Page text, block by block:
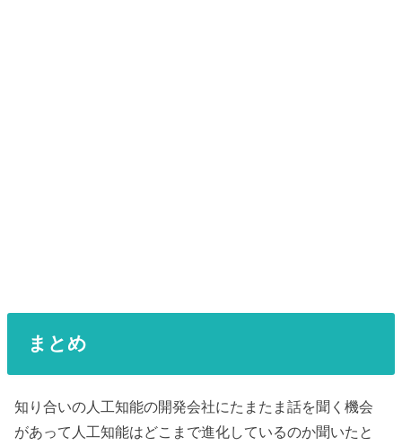
まとめ
知り合いの人工知能の開発会社にたまたま話を聞く機会
があって人工知能はどこまで進化しているのか聞いたと